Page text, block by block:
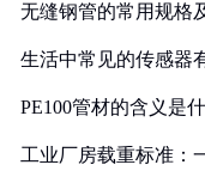
无缝钢管的常用规格
生活中常见的传感器
PE100管材的含义是
工业厂房载重标准：